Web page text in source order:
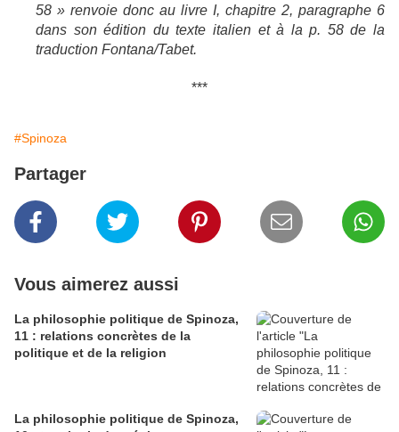
58 » renvoie donc au livre I, chapitre 2, paragraphe 6
dans son édition du texte italien et à la p. 58 de la
traduction Fontana/Tabet.
***
#Spinoza
Partager
Vous aimerez aussi
La philosophie politique de Spinoza,
11 : relations concrètes de la
politique et de la religion
La philosophie politique de Spinoza,